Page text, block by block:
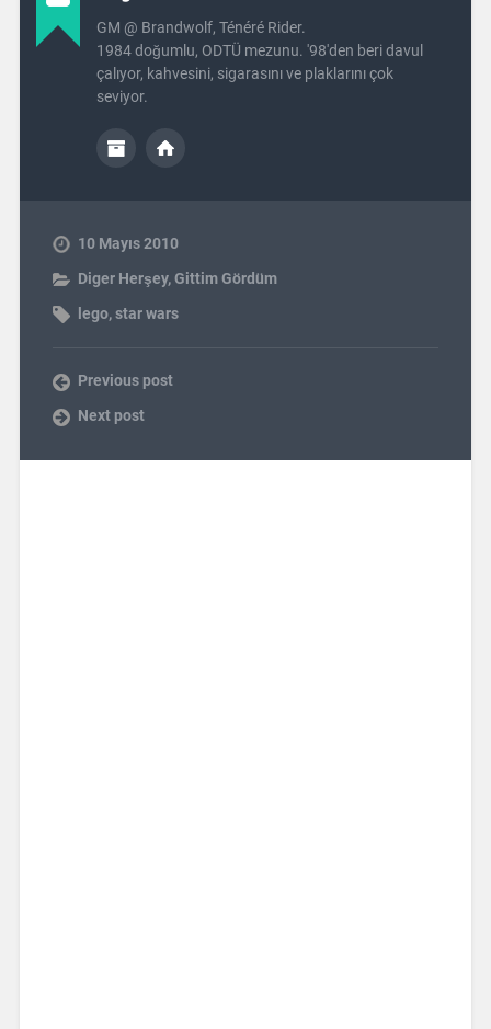
GM @ Brandwolf, Ténéré Rider.
1984 doğumlu, ODTÜ mezunu. '98'den beri davul
çalıyor, kahvesini, sigarasını ve plaklarını çok
seviyor.
10 Mayıs 2010
Diger Herşey,Gittim Gördüm
lego,star wars
Previous post
Next post